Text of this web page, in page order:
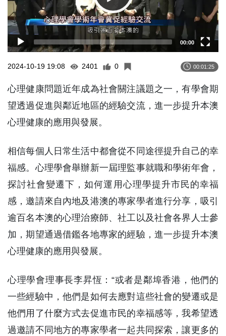
00:00
2024-10-19 19:08 2401 0 00:01:25
心理健康問題近年成為社會關注議題之一，有學會期
望透過促進與鄰近地區的經驗交流，進一步提升本澳
心理健康的應用與發展。
相信每個人日常生活中都會從不同途徑提升自己的幸
福感。心理學會舉辦新一屆理監事就職和學術年會，
探討社會變遷下，如何運用心理學提升市民的幸福
感，邀請來自內地及港澳的專家學者進行分享，吸引
逾百名本澳的心理治療師、社工以及社會各界人士參
加，期望通過借鑑各地專家的經驗，進一步提升本澳
心理健康的應用與發展。
心理學會理事長李昇恆：“或者是鄰埠香港，他們的
一些經驗中，他們是如何去應對這些社會的變遷或是
他們用了什麼方式去促進市民的幸福感等，我希望透
過邀請不同地方的專家學者一起共同探索，讓更多的